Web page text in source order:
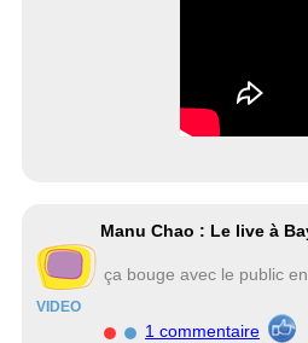
VIDEO
Manu Chao : Le live à
ça bouge avec le public
1 commentaire